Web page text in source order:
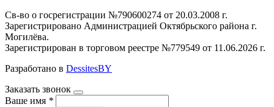
Св-во о госрегистрации №790600274 от 20.03.2008 г.
Зарегистрировано Администрацией Октябрьского района г.
Могилёва.
Зарегистрирован в торговом реестре №779549 от 11.06.2026 г.
Разработано в DessitesBY
Заказать звонок
Ваше имя *